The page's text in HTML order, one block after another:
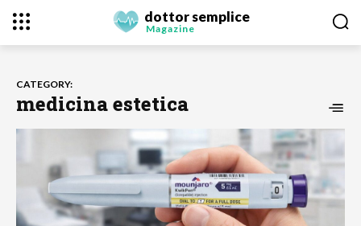
dottor semplice
Magazine
CATEGORY:
medicina estetica